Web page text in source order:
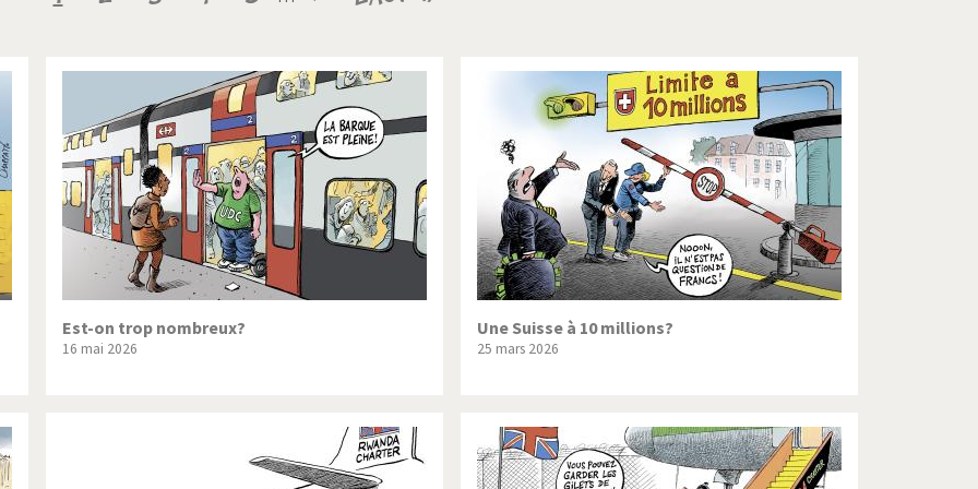
arabe à l'hiver Election présidentielle US Guerre en Syrie
Palestine L'Amérique et les armes L'Iran tremble
du Nord: guerre ou paix? La finance et ses crises La France en marche
UDC Le Best-Of Le boson de Higgs
Bush Les années Obama Les inégalités croissent
suisse en Libye Pascal Couchepin
Un monde de foot
Est-on trop nombreux?
16 mai 2026
Une Suisse à 10 millions?
25 mars 2026